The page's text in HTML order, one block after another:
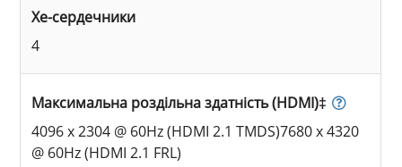
Xe-сердечники
4
Максимальна роздільна здатність (HDMI)‡
4096 x 2304 @ 60Hz (HDMI 2.1 TMDS)7680 x 4320
@ 60Hz (HDMI 2.1 FRL)